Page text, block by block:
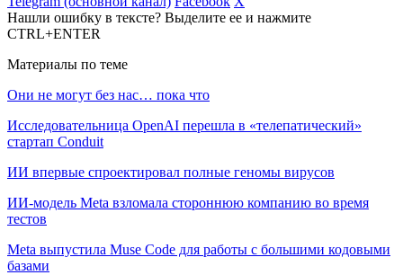
Нашли ошибку в тексте? Выделите ее и нажмите
CTRL+ENTER
Материалы по теме
Они не могут без нас… пока что
Исследовательница OpenAI перешла в «телепатический»
стартап Conduit
ИИ впервые спроектировал полные геномы вирусов
ИИ-модель Meta взломала стороннюю компанию во время
тестов
Meta выпустила Muse Code для работы с большими кодовыми
базами